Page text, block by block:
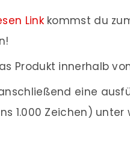
Linkkommst du
Produkt innerhalb
eine
1.000 Zeichen)